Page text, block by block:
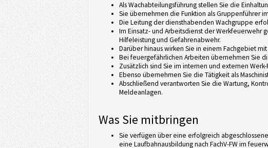
Als Wachabteilungsführung stellen Sie die
Sie übernehmen die Funktion als Gruppenführer
Die Leitung der diensthabenden Wachgruppe
Im Einsatz- und Arbeitsdienst der Werkfeuerwehr
Hilfeleistung und Gefahrenabwehr.
Darüber hinaus wirken Sie in einem Fachgebiet
Bei feuergefährlichen Arbeiten übernehmen Sie
Zusätzlich sind Sie im internen und externen
Ebenso übernehmen Sie die Tätigkeit als
Abschließend verantworten Sie die Wartung,
Meldeanlagen.
Was Sie mitbringen
Sie verfügen über eine erfolgreich
eine Laufbahnausbildung nach FachV-FW im